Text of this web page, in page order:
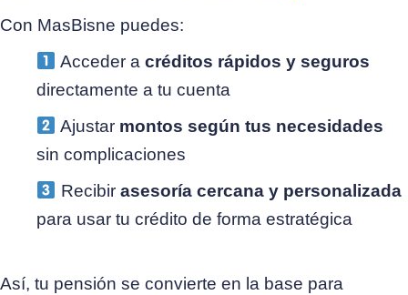
Con MasBisne puedes:
Acceder a créditos rápidos y seguros
directamente a tu cuenta
Ajustar montos según tus necesidades
sin complicaciones
Recibir asesoría cercana y personalizada
para usar tu crédito de forma estratégica
Así, tu pensión se convierte en la base para